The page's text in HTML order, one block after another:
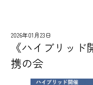
2026年01月23日
《ハイブリッ
携の会